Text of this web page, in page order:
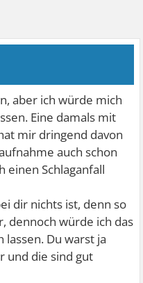
aber ich würde mich
Eine damals mit
mir dringend davon
auch schon
einen Schlaganfall
dir nichts ist, denn so
dennoch würde ich das
Du warst ja
und die sind gut